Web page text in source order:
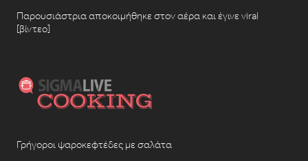
Παρουσιάστρια αποκοιμήθηκε στον αέρα και έγινε viral
[βίντεο]
Γρήγοροι ψαροκεφτέδες με σαλάτα